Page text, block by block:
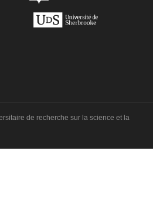
de recherche sur la science et la